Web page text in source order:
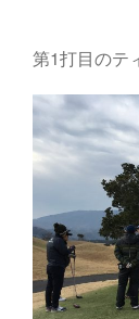
第1打目のテ